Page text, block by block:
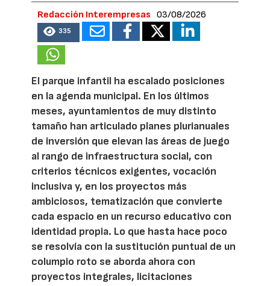
Redacción Interempresas 03/08/2026
335
El parque infantil ha escalado posiciones
en la agenda municipal. En los últimos
meses, ayuntamientos de muy distinto
tamaño han articulado planes plurianuales
de inversión que elevan las áreas de juego
al rango de infraestructura social, con
criterios técnicos exigentes, vocación
inclusiva y, en los proyectos más
ambiciosos, tematización que convierte
cada espacio en un recurso educativo con
identidad propia. Lo que hasta hace poco
se resolvía con la sustitución puntual de un
columpio roto se aborda ahora con
proyectos integrales, licitaciones